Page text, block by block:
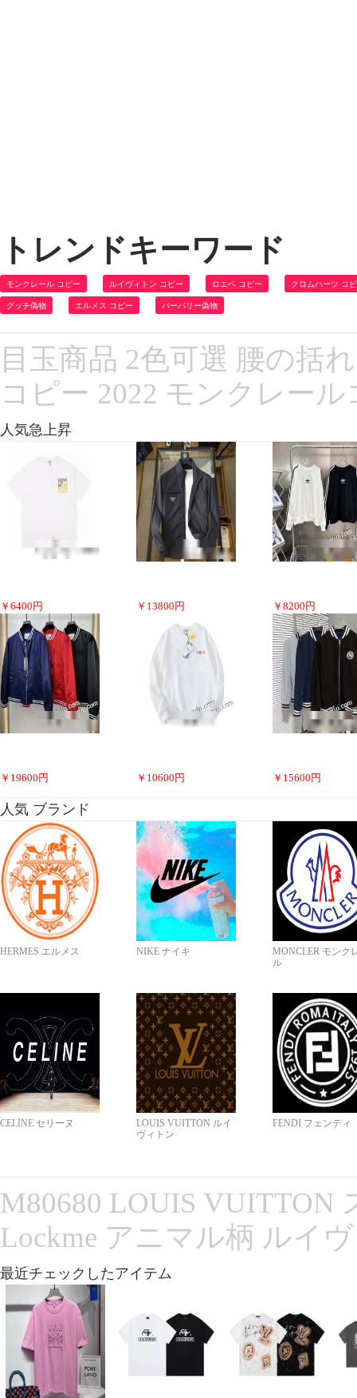
トレンドキーワード
モンクレール コピー ルイヴィトン コピー ロエベ コピー クロムハーツ コ
グッチ偽物 エルメス コピー バーバリー偽物
目玉商品 2色可選 腰の括
コピー 2022 モンクレール
人気急上昇
￥ 6400 円 ￥ 13800 円 ￥ 8200 円
￥ 19600 円 ￥ 10600 円 ￥ 15600 円
人気 ブランド
HERMES エルメス NIKE ナイキ
MONCLER モンク
ル
CELINE セリーヌ
LOUIS VUITTON ルイ
ヴィトン
FENDI フェンディ
M80680 LOUIS VUITTON
Lockme アニマル柄 ルイ
最近チェックしたアイテム